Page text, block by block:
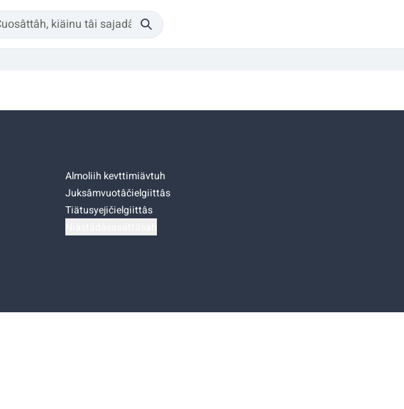
Almoliih kevttimiävtuh
Juksâmvuotâčielgiittâs
Tiätusyejičielgiittâs